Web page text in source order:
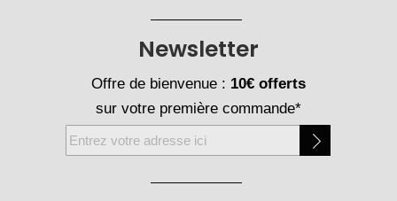
Newsletter
Offre de bienvenue : 10€ offerts
sur votre première commande*
Inscription
à